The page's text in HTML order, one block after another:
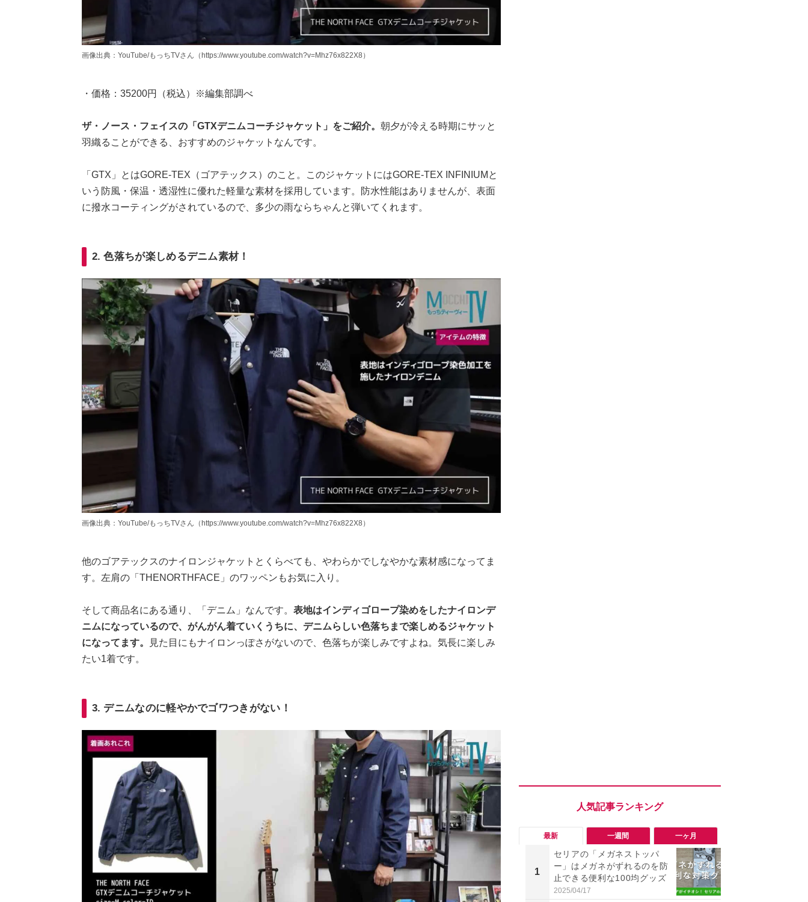
画像出典：YouTube/もっちTVさん（https://www.youtube.com/watch?v=Mhz76x822X8）
・価格：35200円（税込）※編集部調べ
ザ・ノース・フェイスの「GTXデニムコーチジャケット」をご紹介。 朝夕が冷える時期にサッと
羽織ることができる、おすすめのジャケットなんです。
「GTX」とはGORE-TEX（ゴアテックス）のこと。このジャケットにはGORE-TEX INFINIUMと
いう防風・保温・透湿性に優れた軽量な素材を採用しています。防水性能はありませんが、表面
に撥水コーティングがされているので、多少の雨ならちゃんと弾いてくれます。
2. 色落ちが楽しめるデニム素材！
画像出典：YouTube/もっちTVさん（https://www.youtube.com/watch?v=Mhz76x822X8）
他のゴアテックスのナイロンジャケットとくらべても、やわらかでしなやかな素材感になってま
す。左肩の「THENORTHFACE」のワッペンもお気に入り。
そして商品名にある通り、「デニム」なんです。 表地はインディゴロープ染めをしたナイロンデ
ニムになっているので、がんがん着ていくうちに、デニムらしい色落ちまで楽しめるジャケット
になってます。
見た目にもナイロンっぽさがないので、色落ちが楽しみですよね。気長に楽しみ
たい1着です。
3. デニムなのに軽やかでゴワつきがない！
最新 一週間 一ヶ月
1
セリアの「メガネストッパ
ー」はメガネがずれるのを防
止できる便利な100均グッズ
2025/04/17